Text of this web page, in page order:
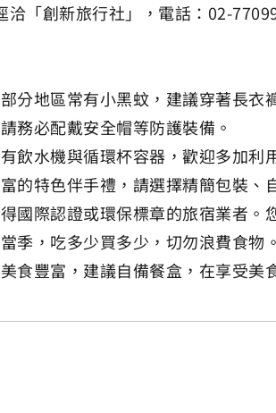
洽「創新旅行社」，電話：02-
分地區常有小黑蚊，建議穿著長衣
務必配戴安全帽等防護裝備。
飲水機與循環杯容器，歡迎多加利
的特色伴手禮，請選擇精簡包裝、
國際認證或環保標章的旅宿業者。
季，吃多少買多少，切勿浪費食物。
食豐富，建議自備餐盒，在享受美